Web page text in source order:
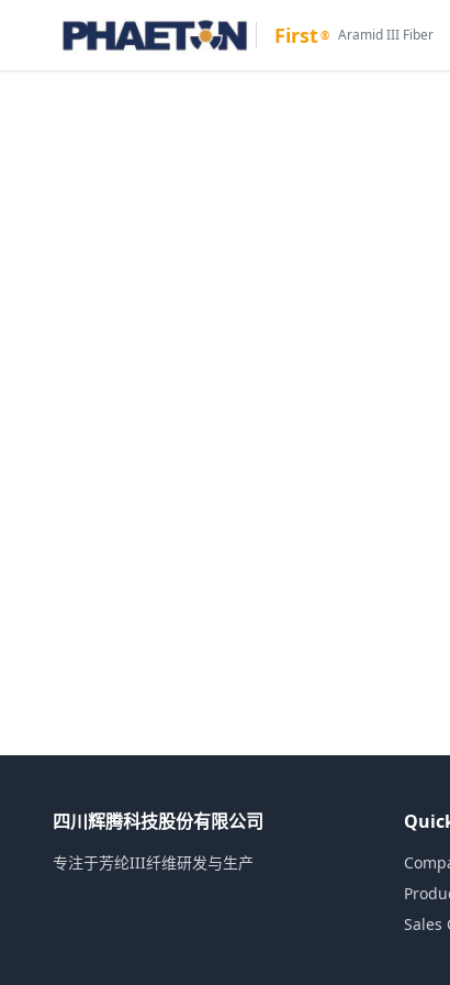
First® Aramid III Fiber
四川辉腾科技股份有限公司
专注于芳纶III纤维研发与生产
Sales